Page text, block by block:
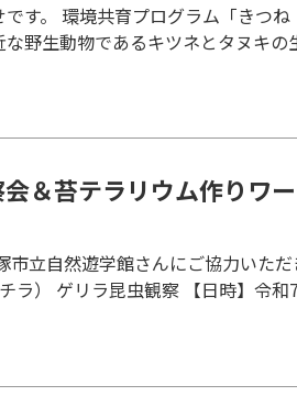
す。 環境共育プログラム「きつ
野生動物であるキツネとタヌキの
苔テラリウム作りワ
市立自然遊学館さんにご協力いた
ラ） ゲリラ昆虫観察 【日時】令